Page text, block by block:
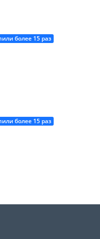
Купить
более 15 раз
Купить
более 15 раз
Купить